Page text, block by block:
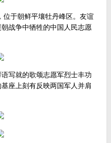
位于朝鲜平壤牡丹峰区。友谊
战争中牺牲的中国人民志愿
写就的歌颂志愿军烈士丰功
座上刻有反映两国军人并肩